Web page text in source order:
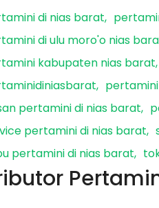
di nias barat
di ulu moro'o nias
kabupaten nias barat
pertamini di nias barat
pertamini di nias barat
pertamini di nias barat